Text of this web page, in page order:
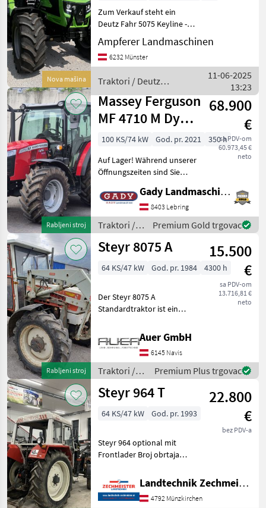
Nova mašina
Zum Verkauf steht ein
Deutz Fahr 5075 Keyline -
zuverlässig, effizient und
ideal für den vielseitigen
Einsatz auf kleineren bis
Keyline
Ampferer Landmaschinen
6232 Münster
Traktori / Deutz
Fahr
11-06-2025
13:23
Rabljeni stroj
Massey Ferguson
MF 4710 M Dyna-
2 Kabine
68.900
€
sa PDV-om
60.973,45 €
neto
100 KS/74 kW God. pr. 2021
350 h
Auf Lager! Während unserer
Öffnungszeiten sind Sie
eingeladen, unsere Modelle
vor Ort zu besichtigen. Für
ein persönliches
Beratungsgespr
Gady Landmaschinen GmbH
8403 Lebring
Traktori /
Massey
Ferguson
Premium Gold trgovac
Rabljeni stroj
Steyr 8075 A
15.500
€
sa PDV-om
13.716,81 €
neto
64 KS/47 kW God. pr. 1984 4300 h
Der Steyr 8075 A
Standardtraktor ist ein
dem Jahr 1984, das sich
durch seine robuste
Bauweise und vielseitige
Ausstattung auszeichnet.
Mit e
Auer GmbH
6145 Navis
Traktori /
Steyr
Premium Plus trgovac
Steyr 964 T
22.800
€
bez PDV-a
64 KS/47 kW God. pr. 1993
Steyr 964 optional mit
Frontlader Broj obrtaja
(o/m): Broj obrtaja
priključnog vratila:
540/540E/1000/1000E,
Landtechnik Zechmeister GmbH & Co KG
4792 Münzkirchen